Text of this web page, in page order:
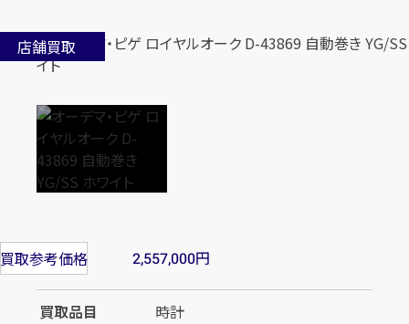
店舗買取
買取参考価格 2,557,000円
買取品目
時計